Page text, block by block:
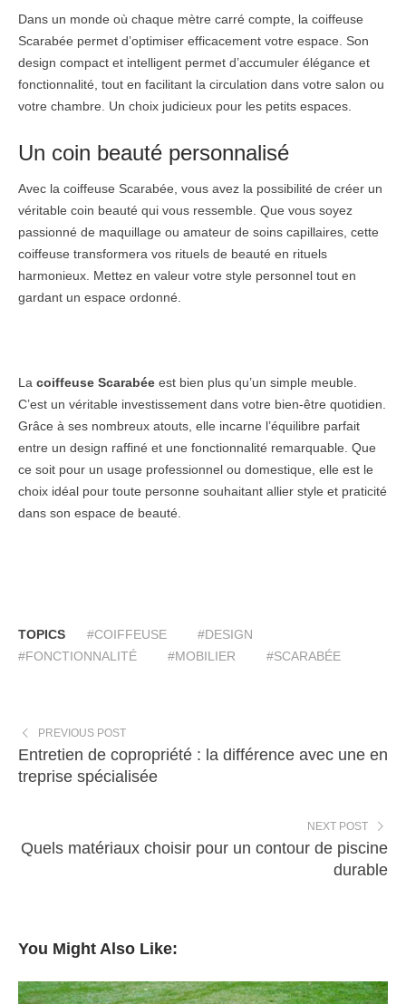
Dans un monde où chaque mètre carré compte, la coiffeuse
Scarabée permet d’optimiser efficacement votre espace. Son
design compact et intelligent permet d’accumuler élégance et
fonctionnalité, tout en facilitant la circulation dans votre salon ou
votre chambre. Un choix judicieux pour les petits espaces.
Un coin beauté personnalisé
Avec la coiffeuse Scarabée, vous avez la possibilité de créer un
véritable coin beauté qui vous ressemble. Que vous soyez
passionné de maquillage ou amateur de soins capillaires, cette
coiffeuse transformera vos rituels de beauté en rituels
harmonieux. Mettez en valeur votre style personnel tout en
gardant un espace ordonné.
La coiffeuse Scarabée est bien plus qu’un simple meuble.
C’est un véritable investissement dans votre bien-être quotidien.
Grâce à ses nombreux atouts, elle incarne l’équilibre parfait
entre un design raffiné et une fonctionnalité remarquable. Que
ce soit pour un usage professionnel ou domestique, elle est le
choix idéal pour toute personne souhaitant allier style et praticité
dans son espace de beauté.
TOPICS #COIFFEUSE
#DESIGN
#FONCTIONNALITÉ
#MOBILIER #SCARABÉE
PREVIOUS POST
Entretien de copropriété : la différence avec une en
treprise spécialisée
NEXT POST
Quels matériaux choisir pour un contour de piscine
durable
You Might Also Like: